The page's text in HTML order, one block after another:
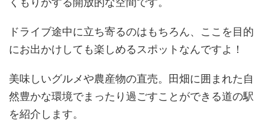
ドライブ途中に立ち寄るのはもちろん、ここを目的
にお出かけしても楽しめるスポットなんですよ！
美味しいグルメや農産物の直売。田畑に囲まれた自
然豊かな環境でまったり過ごすことができる道の駅
を紹介します。